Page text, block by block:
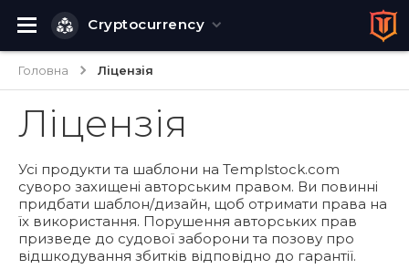
Cryptocurrency
Головна Ліцензія
Ліцензія
Усі продукти та шаблони на Templstock.com
суворо захищені авторським правом. Ви повинні
придбати шаблон/дизайн, щоб отримати права на
їх використання. Порушення авторських прав
призведе до судової заборони та позову про
відшкодування збитків відповідно до гарантії.